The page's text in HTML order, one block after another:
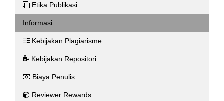
Etika Publikasi
Informasi
Kebijakan Plagiarisme
Kebijakan Repositori
Biaya Penulis
Reviewer Rewards